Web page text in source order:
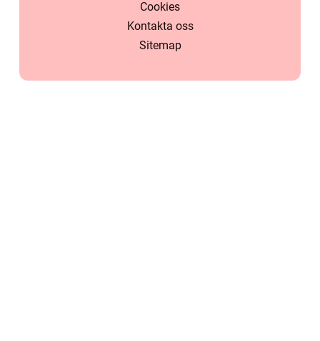
Cookies
Kontakta oss
Sitemap